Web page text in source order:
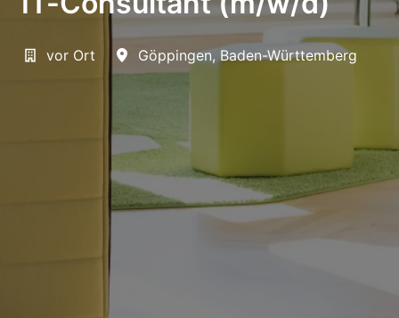
vor Ort Göppingen, Baden-Württemberg